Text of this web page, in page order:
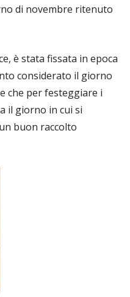
di novembre ritenuto
è stata fissata in epoca
considerato il giorno
che per festeggiare i
il giorno in cui si
buon raccolto